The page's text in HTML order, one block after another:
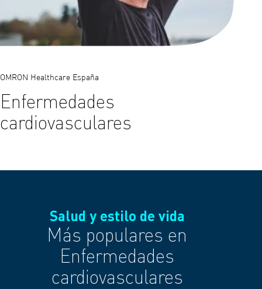
OMRON Healthcare España
Enfermedades
cardiovasculares
Salud y estilo de vida
Más populares en
Enfermedades
cardiovasculares